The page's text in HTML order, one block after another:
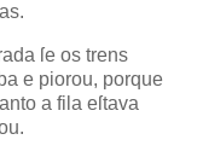
ſe os trens
e piorou, porque
a fila eſtava